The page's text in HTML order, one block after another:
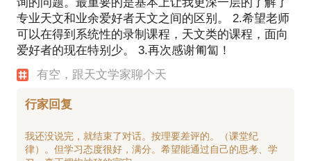
询的问题。最重要的是基本上让我更深一层的了解了
专业天文和业余爱好者天文之间的区别。 2.希望老师
可以在得到系统性的录制课程，天文类的课程，面向
爱好者的现在特别少。 3.再次感谢匍匐！
有空，跟天文学家聊个天
行家回复
我还没说完，就结束了对话。按理要差评的。（课堂纪
律）。但学习态度很好，满分。希望能通过自己的思考、学